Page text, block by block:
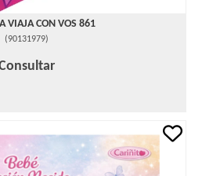
VIAJA CON VOS 861
(90131979)